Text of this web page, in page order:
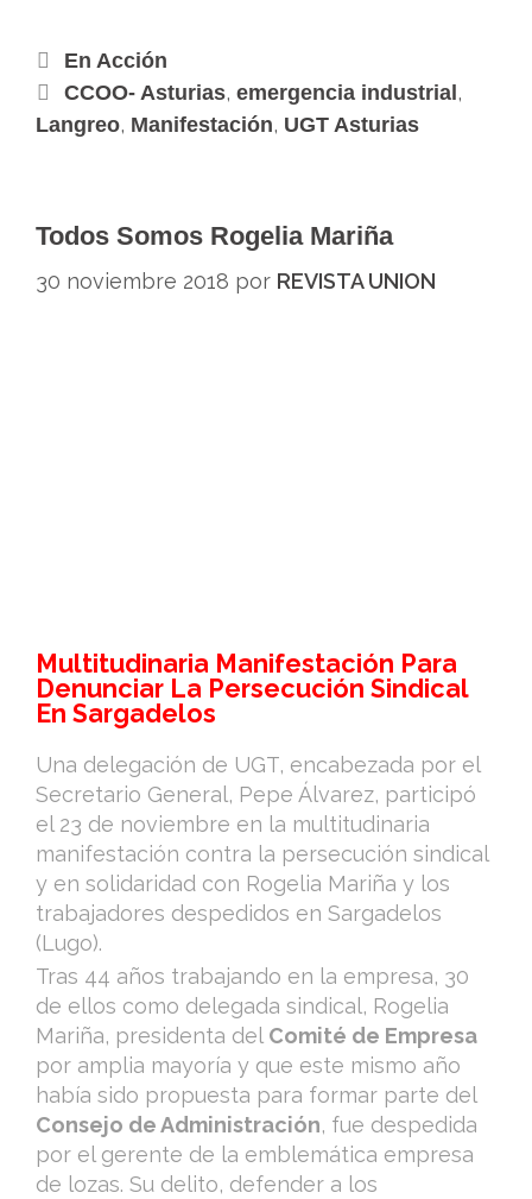
En Acción
CCOO- Asturias, emergencia industrial ,
Langreo, Manifestación, UGT Asturias
Todos Somos Rogelia Mariña
30 noviembre 2018 por REVISTA UNION
Multitudinaria Manifestación Para
Denunciar La Persecución Sindical
En Sargadelos
Una delegación de UGT, encabezada por el
Secretario General, Pepe Álvarez, participó
el 23 de noviembre en la multitudinaria
manifestación contra la persecución sindical
y en solidaridad con Rogelia Mariña y los
trabajadores despedidos en Sargadelos
(Lugo).
Tras 44 años trabajando en la empresa, 30
de ellos como delegada sindical, Rogelia
Mariña, presidenta del Comité de Empresa
por amplia mayoría y que este mismo año
había sido propuesta para formar parte del
Consejo de Administración, fue despedida
por el gerente de la emblemática empresa
de lozas. Su delito, defender a los